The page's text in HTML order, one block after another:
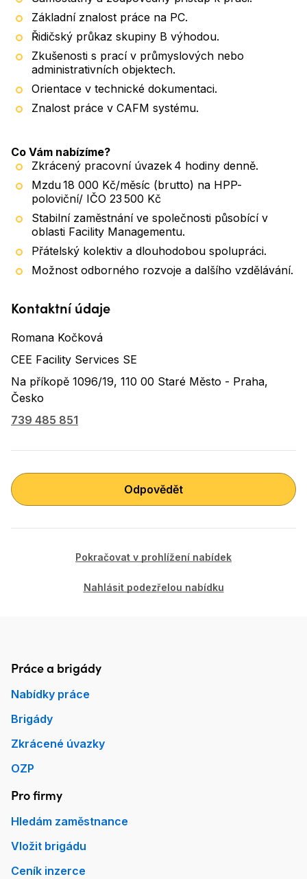
Základní znalost práce na PC.
Řidičský průkaz skupiny B výhodou.
Zkušenosti s prací v průmyslových nebo
administrativních objektech.
Orientace v technické dokumentaci.
Znalost práce v CAFM systému.
Co Vám nabízíme?
Zkrácený pracovní úvazek 4 hodiny denně.
Mzdu 18 000 Kč/měsíc (brutto) na HPP-
poloviční/ IČO 23 500 Kč
Stabilní zaměstnání ve společnosti působící v
oblasti Facility Managementu.
Přátelský kolektiv a dlouhodobou spolupráci.
Možnost odborného rozvoje a dalšího vzdělávání.
Kontaktní údaje
Romana Kočková
CEE Facility Services SE
Na příkopě 1096/19, 110 00 Staré Město - Praha,
Česko
739 485 851
Odpovědět
Pokračovat v prohlížení nabídek
Nahlásit podezřelou nabídku
Patička Práce.cz
Práce a brigády
Nabídky práce
Brigády
Zkrácené úvazky
OZP
Pro firmy
Hledám zaměstnance
Vložit brigádu
Ceník inzerce